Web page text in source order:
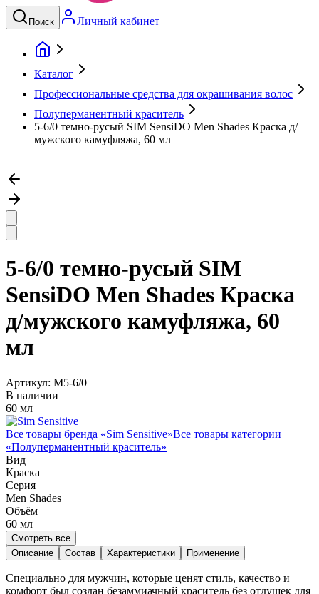
Поиск Личный кабинет
Каталог
Профессиональные средства для окрашивания волос
Полуперманентный краситель
5-6/0 темно-русый SIM SensiDO Men Shades Краска д/
мужского камуфляжа, 60 мл
5-6/0 темно-русый SIM
SensiDO Men Shades Краска
д/мужского камуфляжа, 60
мл
Артикул: M5-6/0
В наличии
60 мл
Все товары бренда «Sim Sensitive»Все товары категории
«Полуперманентный краситель»
Вид
Краска
Серия
Men Shades
Объём
60 мл
Смотреть все
Описание
Состав Характеристики Применение
Специально для мужчин, которые ценят стиль, качество и
комфорт был создан безаммиачный краситель без отдушек для